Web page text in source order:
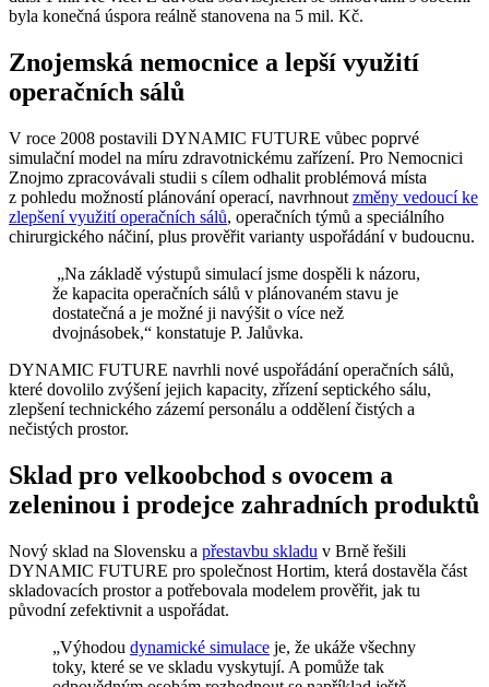
byla konečná úspora reálně stanovena na 5 mil. Kč.
Znojemská nemocnice a lepší využití
operačních sálů
V roce 2008 postavili DYNAMIC FUTURE vůbec poprvé
simulační model na míru zdravotnickému zařízení. Pro Nemocnici
Znojmo zpracovávali studii s cílem odhalit problémová místa
z pohledu možností plánování operací, navrhnout změny vedoucí ke
zlepšení využití operačních sálů, operačních týmů a speciálního
chirurgického náčiní, plus prověřit varianty uspořádání v budoucnu.
„Na základě výstupů simulací jsme dospěli k názoru,
že kapacita operačních sálů v plánovaném stavu je
dostatečná a je možné ji navýšit o více než
dvojnásobek,“ konstatuje P. Jalůvka.
DYNAMIC FUTURE navrhli nové uspořádání operačních sálů,
které dovolilo zvýšení jejich kapacity, zřízení septického sálu,
zlepšení technického zázemí personálu a oddělení čistých a
nečistých prostor.
Sklad pro velkoobchod s ovocem a
zeleninou i prodejce zahradních produktů
Nový sklad na Slovensku a přestavbu skladu v Brně řešili
DYNAMIC FUTURE pro společnost Hortim, která dostavěla část
skladovacích prostor a potřebovala modelem prověřit, jak tu
původní zefektivnit a uspořádat.
„Výhodou dynamické simulace je, že ukáže všechny
toky, které se ve skladu vyskytují. A pomůže tak